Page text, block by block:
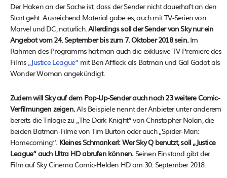
Der Haken an der Sache ist, dass der Sender nicht dauerhaft an den
Start geht. Ausreichend Material gäbe es, auch mit TV-Serien von
Marvel und DC, natürlich.Allerdings soll der Sender von Sky nur ein
Angebot vom 24. September bis zum 7. Oktober 2018 sein.Im
Rahmen des Programms hat man auch die exklusive TV-Premiere des
Films „Justice League“ mit Ben Affleck als Batman und Gal Gadot als
Wonder Woman angekündigt.
Zudem will Sky auf dem Pop-Up-Sender auch noch 23 weitere Comic-
Verfilmungen zeigen.Als Beispiele nennt der Anbieter unter anderem
bereits die Trilogie zu „The Dark Knight“ von Christopher Nolan, die
beiden Batman-Filme von Tim Burton oder auch „Spider-Man:
Homecoming“. Kleines Schmankerl: Wer Sky Q benutzt, soll „Justice
League“ auch Ultra HD abrufen können.Seinen Einstand gibt der
Film auf Sky Cinema Comic-Helden HD am 30. September 2018.